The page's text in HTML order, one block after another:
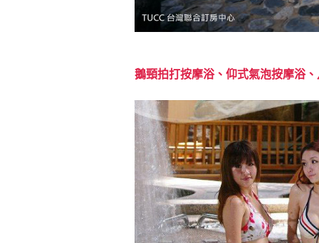
鵝頸拍打按摩浴、仰式氣泡按摩浴